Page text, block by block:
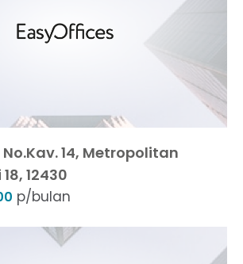
No.Kav. 14, Metropolitan
12430
p/bulan